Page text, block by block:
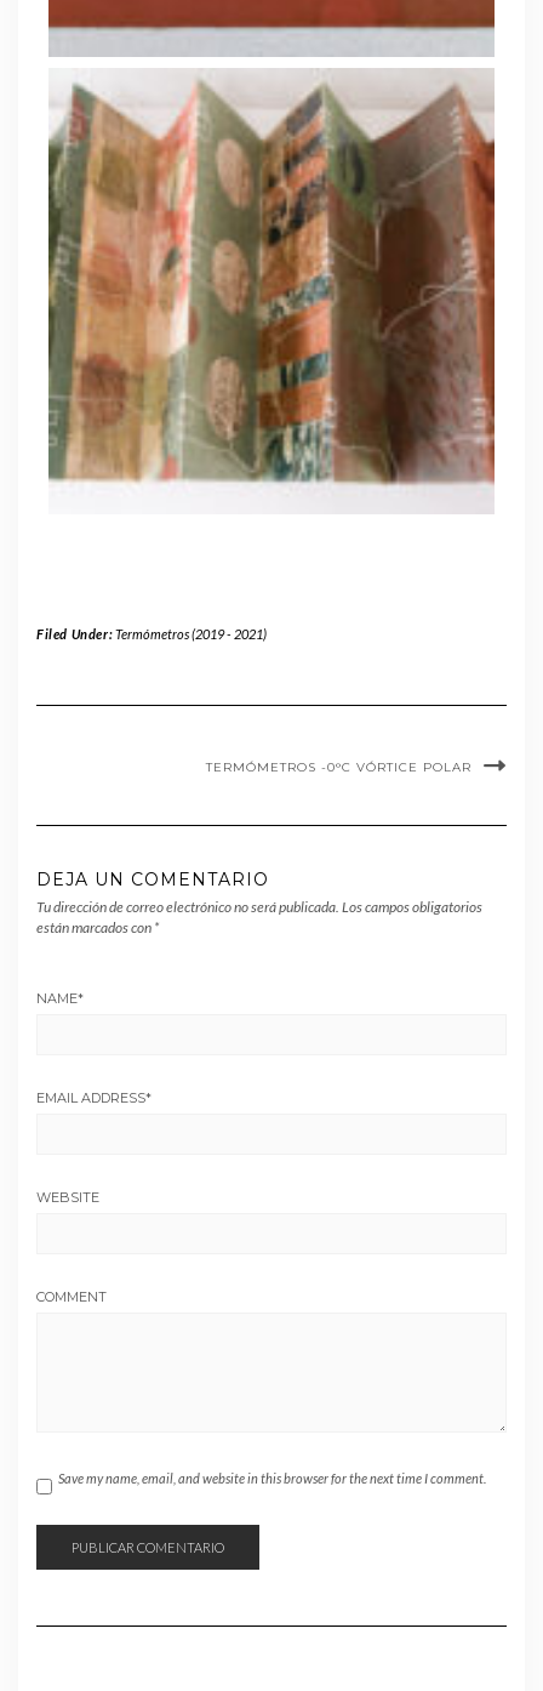
Filed Under:Termómetros (2019 - 2021)
TERMÓMETROS -0°C VÓRTICE POLAR
DEJA UN COMENTARIO
Tu dirección de correo electrónico no será publicada. Los campos obligatorios
están marcados con *
NAME*
EMAIL ADDRESS*
WEBSITE
COMMENT
Save my name, email, and website in this browser for the next time I comment.